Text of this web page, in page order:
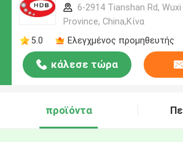
6-2914 Tianshan Rd,
Province, China,Κίνα
5.0
Ελεγχμένος προμηθευτής
κάλεσε τώρα
προϊόντα